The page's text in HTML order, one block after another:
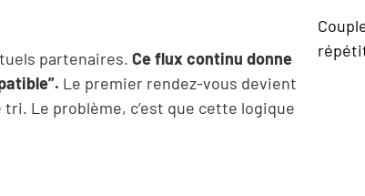
partenaires. Ce flux continu donne
Le premier rendez-vous devient
Le problème, c’est que cette logique